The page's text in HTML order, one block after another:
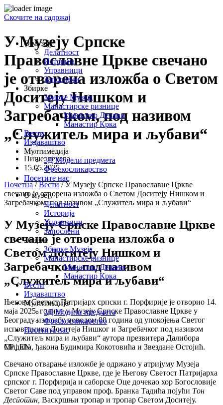
Скочите на садржај
О музеју
Делатност
Историја
Управници
Запослени
Збирке
Збирке Музеја
Манастирске ризнице
Манастир Дечани
Манастир Крка
Вести
Издаваштво
Мултимедија
3Д Модели предмета
Фрескосликарство
Посетите нас
О музеју
Делатност
Историја
Управници
Запослени
Збирке
Збирке Музеја
Манастирске ризнице
Манастир Дечани
Манастир Крка
Вести
Издаваштво
Мултимедија
3Д Модели предмета
Фрескосликарство
Посетите нас
СР | EN
У Музеју Српске
Православне Цркве свечано
је отворена изложба о Светом
Доситеју Нишком и
Загребачком, под називом
„Служитељ мира и љубави“
Пише:nevena
15.05.2025.
Почетна/Вести/У Музеју Српске Православне Цркве
свечано је отворена изложба о Светом Доситеју Нишком и
Загребачком, под називом „Служитељ мира и љубави“
У Музеју Српске Православне Цркве
свечано је отворена изложба о
Светом Доситеју Нишком и
Загребачком, под називом
„Служитељ мира и љубави“
Његова Светост Патријарх српски г. Порфирије је отворио 14.
маја 2025. године у Музеју Српске Православне Цркве у
Београду изложбу поводом 80 година од упокојења Светог
исповедника Доситеја Нишког и Загребачког под називом
„Служитељ мира и љубави“ аутора презвитера Далибора
Мидића, ђакона Будимира Кокотовића и Звездане Остојић.
Свечано отварање изложбе је одржано у атријуму Музeја
Српске Православне Цркве, где је Његову Светост Патријарха
српског г. Порфирија и саборске Оце дочекао хор Богословије
Светог Саве под управом проф. Бранка Тадића појући Тон
Деспотин, Васкршњи тропар и тропар Светом Доситеју.